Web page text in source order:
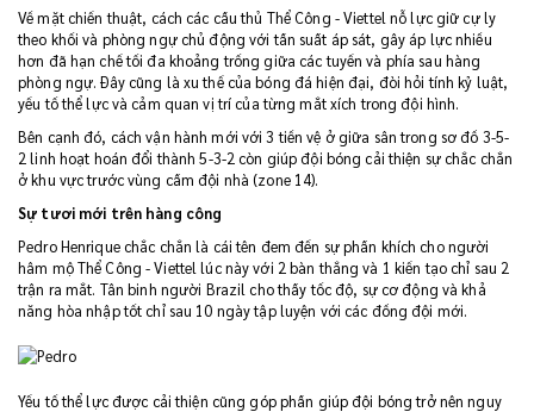
Về mặt chiến thuật, cách các cầu thủ Thể Công - Viettel nỗ lực giữ cự ly
theo khối và phòng ngự chủ động với tần suất áp sát, gây áp lực nhiều
hơn đã hạn chế tối đa khoảng trống giữa các tuyến và phía sau hàng
phòng ngự. Đây cũng là xu thế của bóng đá hiện đại, đòi hỏi tính kỷ luật,
yếu tố thể lực và cảm quan vị trí của từng mắt xích trong đội hình.
Bên cạnh đó, cách vận hành mới với 3 tiền vệ ở giữa sân trong sơ đồ 3-5-
2 linh hoạt hoán đổi thành 5-3-2 còn giúp đội bóng cải thiện sự chắc chắn
ở khu vực trước vùng cấm đội nhà (zone 14).
Sự tươi mới trên hàng công
Pedro Henrique chắc chắn là cái tên đem đến sự phấn khích cho người
hâm mộ Thể Công - Viettel lúc này với 2 bàn thắng và 1 kiến tạo chỉ sau 2
trận ra mắt. Tân binh người Brazil cho thấy tốc độ, sự cơ động và khả
năng hòa nhập tốt chỉ sau 10 ngày tập luyện với các đồng đội mới.
Yếu tố thể lực được cải thiện cũng góp phần giúp đội bóng trở nên nguy